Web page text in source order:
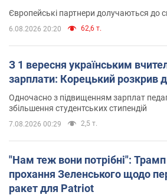
Європейські партнери долучаються до
6.08.2026 20:20 62,6 т.
З 1 вересня українським
зарплати: Корецький розкрив
Одночасно з підвищенням зарплат
збільшення студентських стипендій
7.08.2026 00:29 2,5 т.
"Нам теж вони потрібні": Трамп
прохання Зеленського щодо
ракет для Patriot